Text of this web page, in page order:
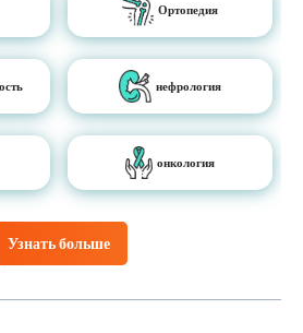
Узнать больше
Ортопедия
нефрология
онкология